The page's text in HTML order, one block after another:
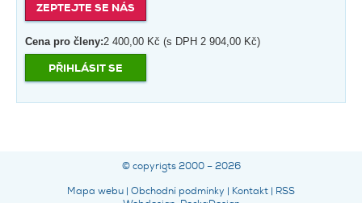
ZEPTEJTE SE NÁS
Cena pro členy:2 400,00 Kč (s DPH 2 904,00 Kč)
PŘIHLÁSIT SE
© copyrigts 2000 – 2026
Mapa webu | Obchodní podmínky | Kontakt | RSS